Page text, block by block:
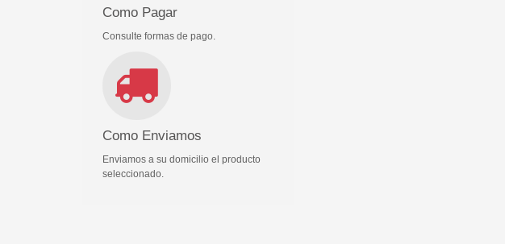
Como Pagar
Consulte formas de pago.
Como Enviamos
Enviamos a su domicilio el producto
seleccionado.